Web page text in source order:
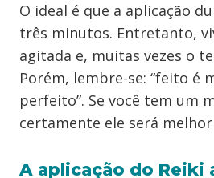
O ideal é que a aplicação
três minutos. Entretanto,
agitada e, muitas vezes o
Porém, lembre-se: “feito é
perfeito”. Se você tem um
certamente ele será
A aplicação do Reiki